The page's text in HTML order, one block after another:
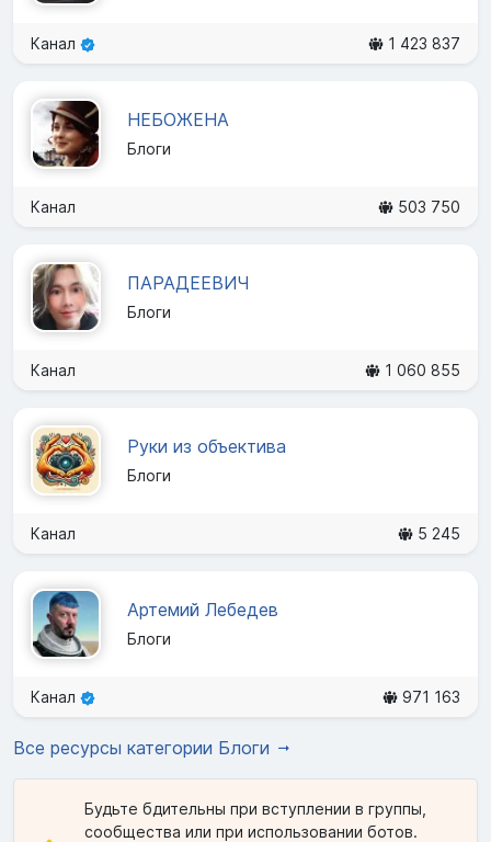
Канал 1 423 837
НЕБОЖЕНА
Блоги
Канал 503 750
ПАРАДЕЕВИЧ
Блоги
Канал 1 060 855
Руки из объектива
Блоги
Канал 5 245
Артемий Лебедев
Блоги
Канал 971 163
Все ресурсы категории Блоги
Будьте бдительны при вступлении в группы,
сообщества или при использовании ботов.